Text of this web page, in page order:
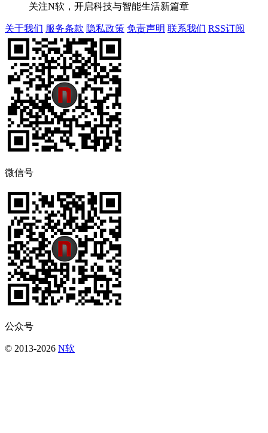
关注N软，开启科技与智能生活新篇章
关于我们 服务条款 隐私政策 免责声明 联系我们 RSS订阅
微信号
公众号
© 2013-2026 N软